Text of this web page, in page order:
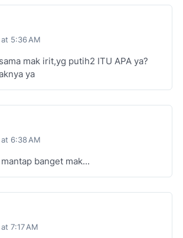
5:36 AM
mak irit,yg putih2 ITU APA ya?
ya
6:38 AM
banget mak...
7:17 AM